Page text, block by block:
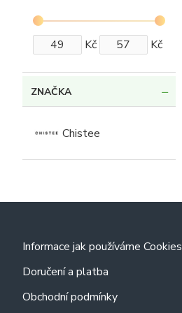
Kč Kč
ZNAČKA
Chistee
Informace jak používáme Cookies
Doručení a platba
Obchodní podmínky